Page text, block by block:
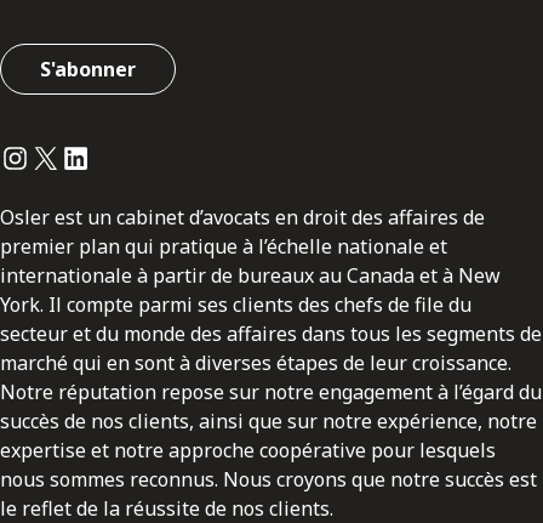
S'abonner
Instagram
Twitter
LinkedIn
Osler est un cabinet d’avocats en droit des affaires de
premier plan qui pratique à l’échelle nationale et
internationale à partir de bureaux au Canada et à New
York. Il compte parmi ses clients des chefs de file du
secteur et du monde des affaires dans tous les segments de
marché qui en sont à diverses étapes de leur croissance.
Notre réputation repose sur notre engagement à l’égard du
succès de nos clients, ainsi que sur notre expérience, notre
expertise et notre approche coopérative pour lesquels
nous sommes reconnus. Nous croyons que notre succès est
le reflet de la réussite de nos clients.